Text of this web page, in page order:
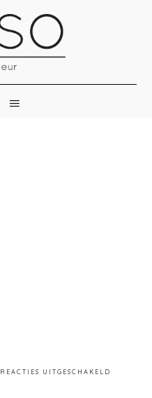
REACTIES UITGESCHAKELD